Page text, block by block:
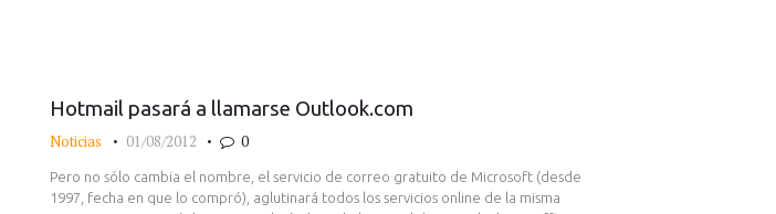
Hotmail pasará a llamarse Outlook.com
Noticias 01/08/2012 0
Pero no sólo cambia el nombre, el servicio de correo gratuito de Microsoft (desde
1997, fecha en que lo compró), aglutinará todos los servicios online de la misma